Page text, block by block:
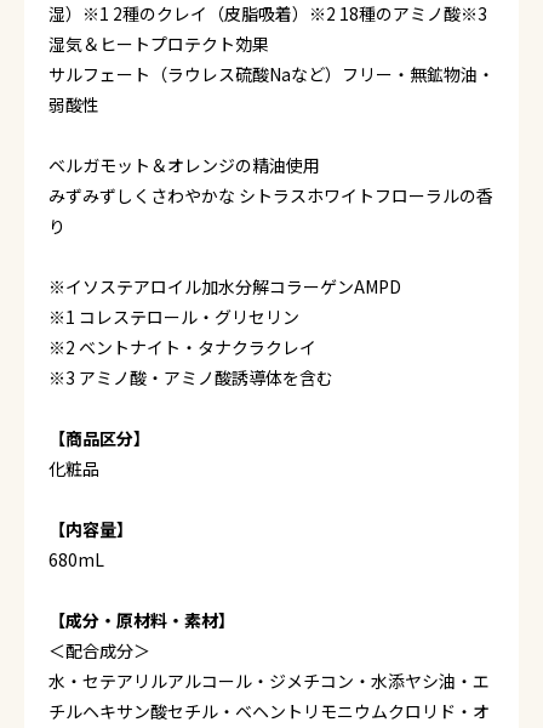
湿）※1 2種のクレイ（皮脂吸着）※2 18種のアミノ酸※3
湿気＆ヒートプロテクト効果
サルフェート（ラウレス硫酸Naなど）フリー・無鉱物油・
弱酸性
ベルガモット＆オレンジの精油使用
みずみずしくさわやかな シトラスホワイトフローラルの香
り
※イソステアロイル加水分解コラーゲンAMPD
※1 コレステロール・グリセリン
※2 ベントナイト・タナクラクレイ
※3 アミノ酸・アミノ酸誘導体を含む
【商品区分】
化粧品
【内容量】
680mL
【成分・原材料・素材】
＜配合成分＞
水・セテアリルアルコール・ジメチコン・水添ヤシ油・エ
チルヘキサン酸セチル・ベヘントリモニウムクロリド・オ